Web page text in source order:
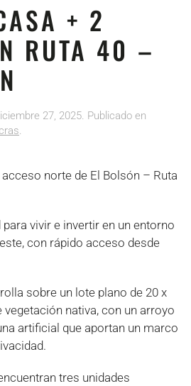
+ 2
RUTA 40 –
27, 2025. Publicado en
.
norte de El Bolsón – Ruta
vivir e invertir en un entorno
con rápido acceso desde
sobre un lote plano de 20 x
nativa, con un arroyo
artificial que aportan un marco
tres unidades